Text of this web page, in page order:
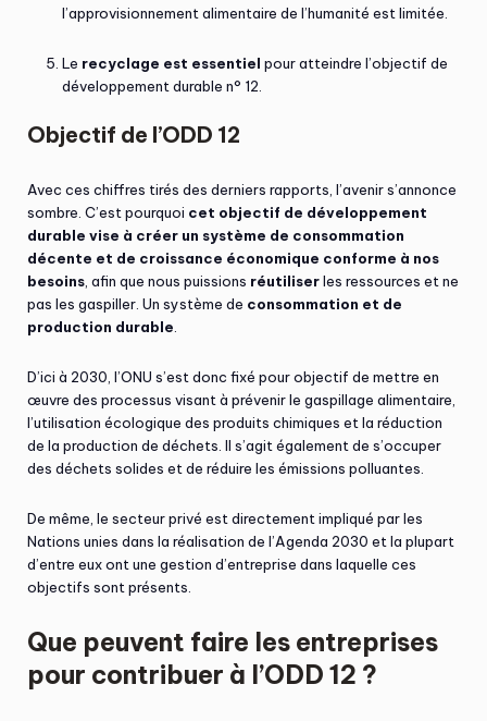
l’approvisionnement alimentaire de l’humanité est limitée.
Le recyclage est essentiel pour atteindre l’objectif de
développement durable n° 12.
Objectif de l’ODD 12
Avec ces chiffres tirés des derniers rapports, l’avenir s’annonce
sombre. C’est pourquoi cet objectif de développement
durable vise à créer un système de consommation
décente et de croissance économique conforme à nos
besoins , afin que nous puissions réutiliserles ressources et ne
pas les gaspiller. Un système de consommation et de
production durable
D’ici à 2030, l’ONU s’est donc fixé pour objectif de mettre en
œuvre des processus visant à prévenir le gaspillage alimentaire,
l’utilisation écologique des produits chimiques et la réduction
de la production de déchets. Il s’agit également de s’occuper
des déchets solides et de réduire les émissions polluantes.
De même, le secteur privé est directement impliqué par les
Nations unies dans la réalisation de l’Agenda 2030 et la plupart
d’entre eux ont une gestion d’entreprise dans laquelle ces
objectifs sont présents.
Que peuvent faire les entreprises
pour contribuer à l’ODD 12 ?